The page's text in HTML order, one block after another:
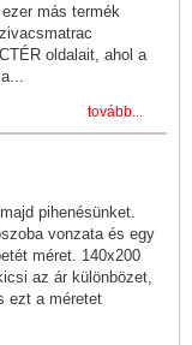
más termék
oldalait, ahol a
tovább...
pihenésünket.
vonzata és egy
méret. 140x200
az ár különbözet,
ezt a méretet